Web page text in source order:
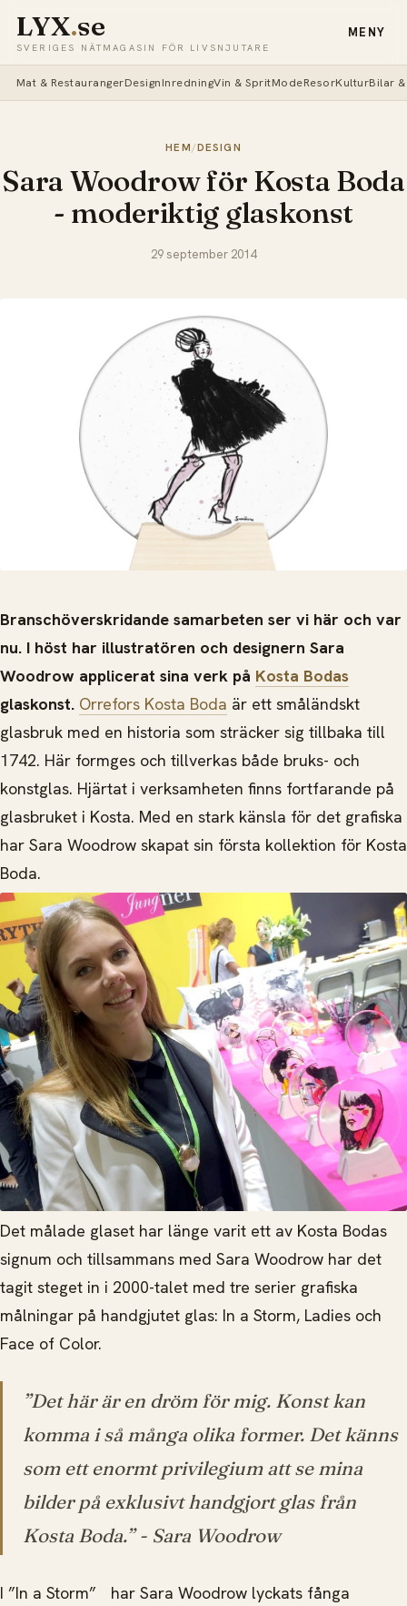
LYX.se
SVERIGES NÄTMAGASIN FÖR LIVSNJUTARE
MENY
Mat & RestaurangerDesignInredningVin & SpritModeResorKulturBilar
HEM/DESIGN
Sara Woodrow för Kosta Boda
- moderiktig glaskonst
29 september 2014
Branschöverskridande samarbeten ser vi här och var
nu. I höst har illustratören och designern Sara
Woodrow applicerat sina verk på Kosta Bodas
glaskonst. Orrefors Kosta Boda är ett småländskt
glasbruk med en historia som sträcker sig tillbaka till
1742. Här formges och tillverkas både bruks- och
konstglas. Hjärtat i verksamheten finns fortfarande på
glasbruket i Kosta. Med en stark känsla för det grafiska
har Sara Woodrow skapat sin första kollektion för Kosta
Boda.
Det målade glaset har länge varit ett av Kosta Bodas
signum och tillsammans med Sara Woodrow har det
tagit steget in i 2000-talet med tre serier grafiska
målningar på handgjutet glas: In a Storm, Ladies och
Face of Color.
”Det här är en dröm för mig. Konst kan
komma i så många olika former. Det känns
som ett enormt privilegium att se mina
bilder på exklusivt handgjort glas från
Kosta Boda.”- Sara Woodrow
I ”In a Storm” har Sara Woodrow lyckats fånga